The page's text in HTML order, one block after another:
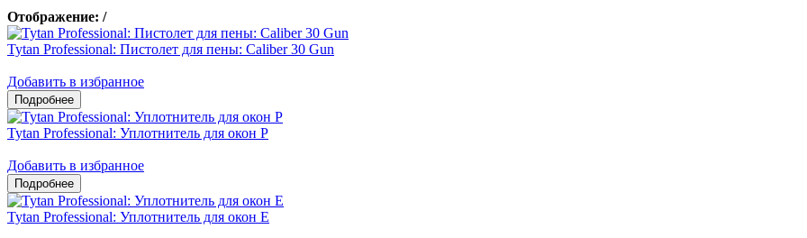
Отображение: /
Tytan Professional: Пистолет для пены: Caliber 30 Gun
Добавить в избранное
Tytan Professional: Уплотнитель для окон P
Добавить в избранное
Tytan Professional: Уплотнитель для окон E